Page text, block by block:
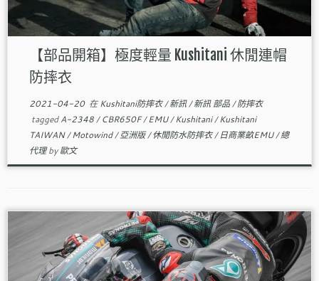
【部品開箱】極度輕量 Kushitani 休閒連帽
防摔衣
2021-04-20在Kushitani防摔衣/新訊/新訊 部品/防摔衣
taggedA-2348/CBR650F/EMU/Kushitani/Kushitani
TAIWAN/Motowind/亞洲版/休閒防水防摔衣/日商業畝EMU/總
代理by歐文